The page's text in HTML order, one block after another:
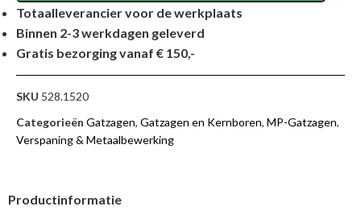
Totaalleverancier voor de werkplaats
Binnen 2-3 werkdagen geleverd
Gratis bezorging vanaf € 150,-
SKU 528.1520
Categorieën Gatzagen, Gatzagen en Kernboren, MP-Gatzagen,
Verspaning & Metaalbewerking
Productinformatie